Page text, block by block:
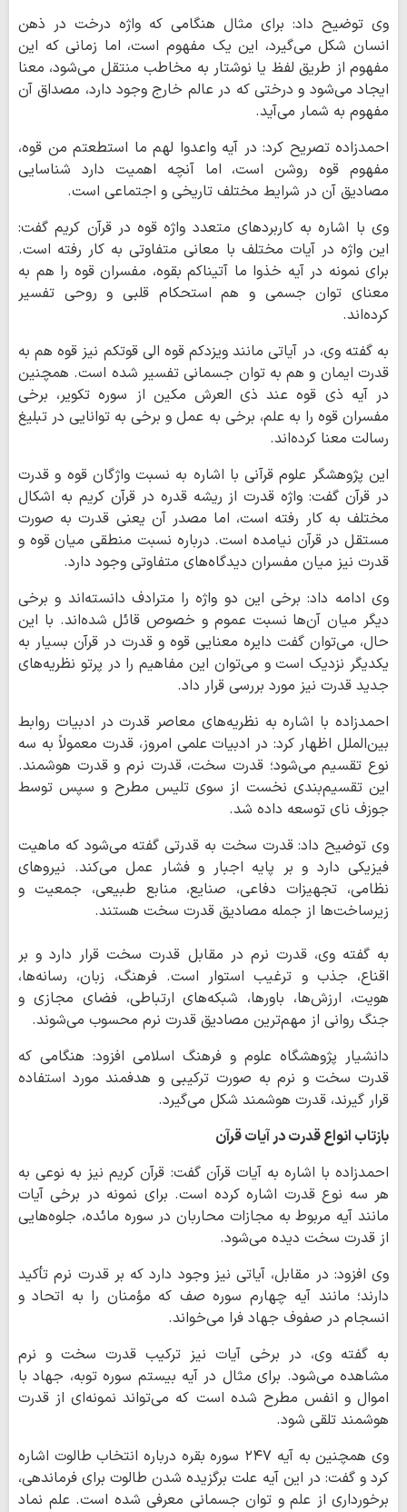
وی توضیح داد: برای مثال هنگامی که واژه درخت در ذهن
انسان شکل می‌گیرد، این یک مفهوم است، اما زمانی که این
مفهوم از طریق لفظ یا نوشتار به مخاطب منتقل می‌شود، معنا
ایجاد می‌شود و درختی که در عالم خارج وجود دارد، مصداق آن
مفهوم به شمار می‌آید.
احمدزاده تصریح کرد: در آیه واعدوا لهم ما استطعتم من قوه،
مفهوم قوه روشن است، اما آنچه اهمیت دارد شناسایی
مصادیق آن در شرایط مختلف تاریخی و اجتماعی است.
وی با اشاره به کاربردهای متعدد واژه قوه در قرآن کریم گفت:
این واژه در آیات مختلف با معانی متفاوتی به کار رفته است.
برای نمونه در آیه خذوا ما آتیناکم بقوه، مفسران قوه را هم به
معنای توان جسمی و هم استحکام قلبی و روحی تفسیر
کرده‌اند.
به گفته وی، در آیاتی مانند ویزدکم قوه الی قوتکم نیز قوه هم به
قدرت ایمان و هم به توان جسمانی تفسیر شده است. همچنین
در آیه ذی قوه عند ذی العرش مکین از سوره تکویر، برخی
مفسران قوه را به علم، برخی به عمل و برخی به توانایی در تبلیغ
رسالت معنا کرده‌اند.
این پژوهشگر علوم قرآنی با اشاره به نسبت واژگان قوه و قدرت
در قرآن گفت: واژه قدرت از ریشه قدره در قرآن کریم به اشکال
مختلف به کار رفته است، اما مصدر آن یعنی قدرت به صورت
مستقل در قرآن نیامده است. درباره نسبت منطقی میان قوه و
قدرت نیز میان مفسران دیدگاه‌های متفاوتی وجود دارد.
وی ادامه داد: برخی این دو واژه را مترادف دانسته‌اند و برخی
دیگر میان آن‌ها نسبت عموم و خصوص قائل شده‌اند. با این
حال، می‌توان گفت دایره معنایی قوه و قدرت در قرآن بسیار به
یکدیگر نزدیک است و می‌توان این مفاهیم را در پرتو نظریه‌های
جدید قدرت نیز مورد بررسی قرار داد.
احمدزاده با اشاره به نظریه‌های معاصر قدرت در ادبیات روابط
بین‌الملل اظهار کرد: در ادبیات علمی امروز، قدرت معمولاً به سه
نوع تقسیم می‌شود؛ قدرت سخت، قدرت نرم و قدرت هوشمند.
این تقسیم‌بندی نخست از سوی تلیس مطرح و سپس توسط
جوزف نای توسعه داده شد.
وی توضیح داد: قدرت سخت به قدرتی گفته می‌شود که ماهیت
فیزیکی دارد و بر پایه اجبار و فشار عمل می‌کند. نیروهای
نظامی، تجهیزات دفاعی، صنایع، منابع طبیعی، جمعیت و
زیرساخت‌ها از جمله مصادیق قدرت سخت هستند.
به گفته وی، قدرت نرم در مقابل قدرت سخت قرار دارد و بر
اقناع، جذب و ترغیب استوار است. فرهنگ، زبان، رسانه‌ها،
هویت، ارزش‌ها، باورها، شبکه‌های ارتباطی، فضای مجازی و
جنگ روانی از مهم‌ترین مصادیق قدرت نرم محسوب می‌شوند.
دانشیار پژوهشگاه علوم و فرهنگ اسلامی افزود: هنگامی که
قدرت سخت و نرم به صورت ترکیبی و هدفمند مورد استفاده
قرار گیرند، قدرت هوشمند شکل می‌گیرد.
بازتاب انواع قدرت در آیات قرآن
احمدزاده با اشاره به آیات قرآن گفت: قرآن کریم نیز به نوعی به
هر سه نوع قدرت اشاره کرده است. برای نمونه در برخی آیات
مانند آیه مربوط به مجازات محاربان در سوره مائده، جلوه‌هایی
از قدرت سخت دیده می‌شود.
وی افزود: در مقابل، آیاتی نیز وجود دارد که بر قدرت نرم تأکید
دارند؛ مانند آیه چهارم سوره صف که مؤمنان را به اتحاد و
انسجام در صفوف جهاد فرا می‌خواند.
به گفته وی، در برخی آیات نیز ترکیب قدرت سخت و نرم
مشاهده می‌شود. برای مثال در آیه بیستم سوره توبه، جهاد با
اموال و انفس مطرح شده است که می‌تواند نمونه‌ای از قدرت
هوشمند تلقی شود.
وی همچنین به آیه ۲۴۷ سوره بقره درباره انتخاب طالوت اشاره
کرد و گفت: در این آیه علت برگزیده شدن طالوت برای فرماندهی،
برخورداری از علم و توان جسمانی معرفی شده است. علم نماد